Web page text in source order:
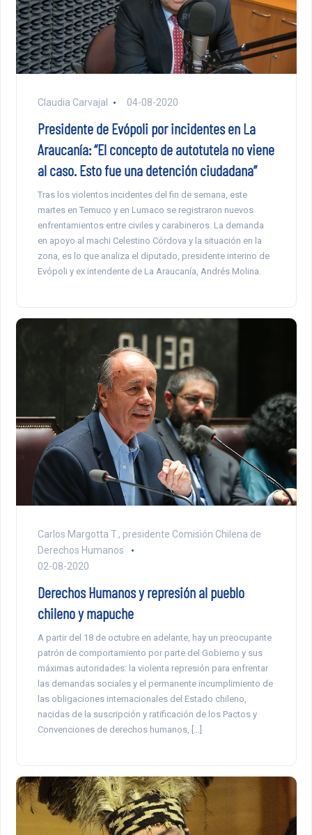
Claudia Carvajal 04-08-2020
Presidente de Evópoli por incidentes en La
Araucanía: “El concepto de autotutela no viene
al caso. Esto fue una detención ciudadana”
Tras los violentos incidentes del fin de semana, este
martes en Temuco y en Lumaco se registraron nuevos
enfrentamientos entre civiles y carabineros. La demanda
en apoyo al machi Celestino Córdova y la situación en la
zona, es lo que analiza el diputado, presidente interino de
Evópoli y ex intendente de La Araucanía, Andrés Molina.
Carlos Margotta T., presidente Comisión Chilena de
Derechos Humanos
02-08-2020
Derechos Humanos y represión al pueblo
chileno y mapuche
A partir del 18 de octubre en adelante, hay un preocupante
patrón de comportamiento por parte del Gobierno y sus
máximas autoridades: la violenta represión para enfrentar
las demandas sociales y el permanente incumplimiento de
las obligaciones internacionales del Estado chileno,
nacidas de la suscripción y ratificación de los Pactos y
Convenciones de derechos humanos, […]